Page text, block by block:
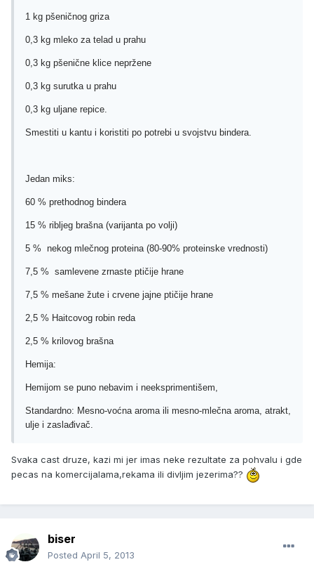
1 kg pšeničnog griza
0,3 kg mleko za telad u prahu
0,3 kg pšenične klice nepržene
0,3 kg surutka u prahu
0,3 kg uljane repice.
Smestiti u kantu i koristiti po potrebi u svojstvu bindera.
Jedan miks:
60 % prethodnog bindera
15 % ribljeg brašna (varijanta po volji)
5 % nekog mlečnog proteina (80-90% proteinske vrednosti)
7,5 % samlevene zrnaste ptičije hrane
7,5 % mešane žute i crvene jajne ptičije hrane
2,5 % Haitcovog robin reda
2,5 % krilovog brašna
Hemija:
Hemijom se puno nebavim i neeksprimentišem,
Standardno: Mesno-voćna aroma ili mesno-mlečna aroma, atrakt,
ulje i zaslađivač.
Svaka cast druze, kazi mi jer imas neke rezultate za pohvalu i gde
pecas na komercijalama,rekama ili divljim jezerima??
biser
Posted April 5, 2013